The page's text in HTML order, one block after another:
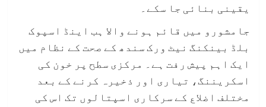
یقینی بنائی جا سکے۔
جامشورو میں قائم ہونے والا ہب اینڈ اسپوک
بلڈ بینکنگ نیٹ ورک سندھ کے صحت کے نظام میں
ایک اہم پیش رفت ہے۔ مرکزی سطح پر خون کی
اسکریننگ، تیاری اور ذخیرہ کرنے کے بعد
مختلف اضلاع کے سرکاری اسپتالوں تک اس کی